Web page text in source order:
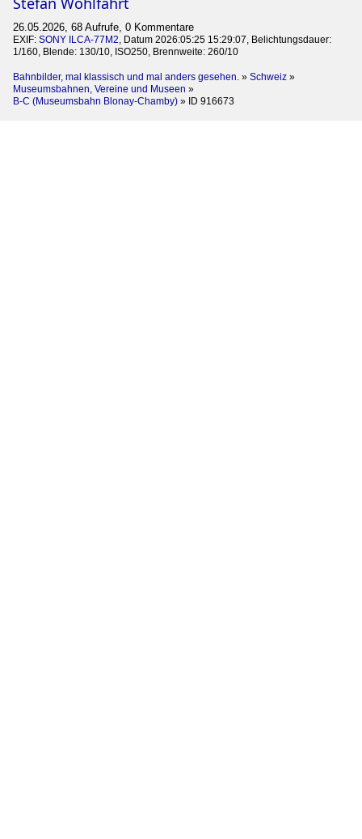
26.05.2026, 68 Aufrufe, 0 Kommentare
EXIF: SONY ILCA-77M2, Datum 2026:05:25 15:29:07, Belichtungsdauer:
1/160, Blende: 130/10, ISO250, Brennweite: 260/10
Bahnbilder, mal klassisch und mal anders gesehen. » Schweiz »
Museumsbahnen, Vereine und Museen »
B-C (Museumsbahn Blonay-Chamby) » ID 916673